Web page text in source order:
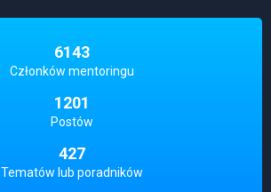
6143
Członków mentoringu
1201
Postów
427
Tematów lub poradników